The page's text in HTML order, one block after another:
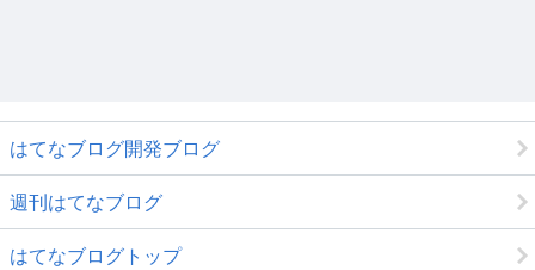
はてなブログ開発ブログ
週刊はてなブログ
はてなブログトップ